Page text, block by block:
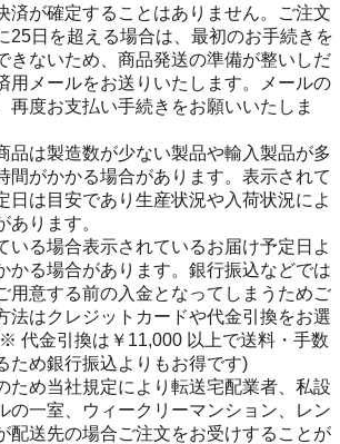
済が確定することはありません。ご注文
25日を超える場合は、最初のお手続きを
きないため、商品発送の準備が整いしだ
用メールをお送りいたします。メールの
再度お支払い手続きをお願いいたしま
品は製造数が少ない製品や輸入製品が多
間がかかる場合があります。表示されて
日は目安であり生産状況や入荷状況によ
あります。
いる場合表示されているお届け予定日よ
かる場合があります。銀行振込などでは
用意する前の入金となってしまうためご
法はクレジットカードや代金引換をお選
代金引換は￥11,000 以上で送料・手数
ため銀行振込よりもお得です)
ため当社規定により転送宅配業者、私設
の一室、ウィークリーマンション、レン
配送先の場合ご注文をお受けすることが